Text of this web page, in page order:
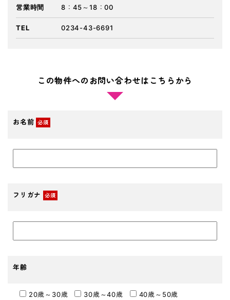
営業時間 8：45～18：00
TEL 0234-43-6691
この物件へのお問い合わせはこちらから
お名前 必須
フリガナ 必須
年齢
20歳～30歳 30歳～40歳 40歳～50歳